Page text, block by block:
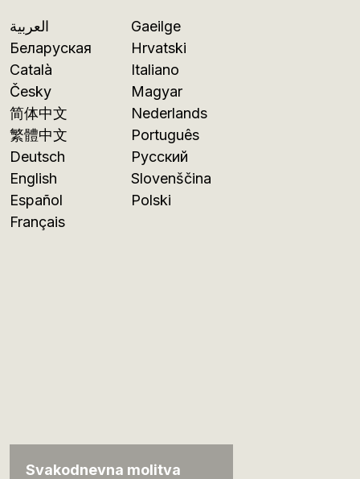
العربية
Беларуская
Català
Česky
简体中文
繁體中文
Deutsch
English
Español
Français
Gaeilge
Hrvatski
Italiano
Magyar
Nederlands
Português
Русский
Slovenščina
Polski
Svakodnevna molitva